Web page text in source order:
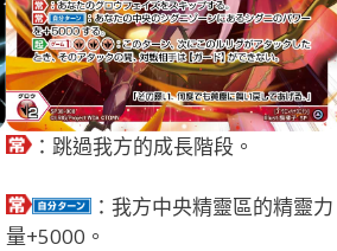
：跳過我方的成長階段。
：我方中央精靈區的精靈力
量+5000。